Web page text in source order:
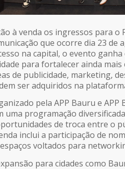
à venda os ingressos para o
que ocorre dia 23 de
na capital, o evento
para fortalecer ainda
de publicidade, marketing,
ser adquiridos na
pela APP Bauru e
uma programação
de troca entre o
inclui a participação de
voltados para
para cidades como